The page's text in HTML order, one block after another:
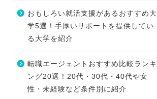
おもしろい就活支援があるおすすめ大
学5選！手厚いサポートを提供してい
る大学を紹介
転職エージェントおすすめ比較ランキ
ング20選！20代・30代・40代や女
性・未経験など条件別に紹介